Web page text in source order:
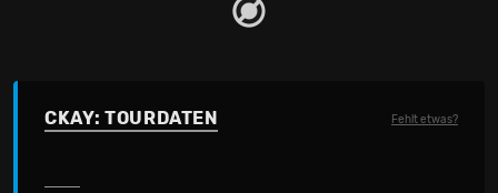
CKAY: TOURDATEN Fehlt etwas?